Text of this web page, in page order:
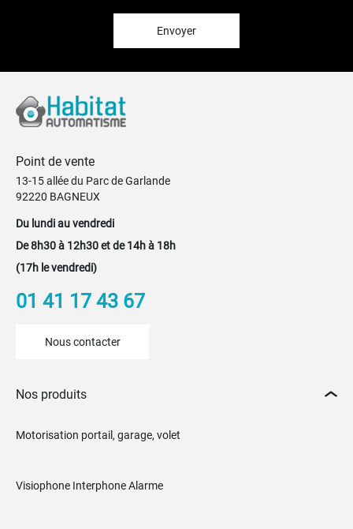
Envoyer
Point de vente
13-15 allée du Parc de Garlande
92220 BAGNEUX
Du lundi au vendredi
De 8h30 à 12h30 et de 14h à 18h
(17h le vendredi)
01 41 17 43 67
Nous contacter
Nos produits
Motorisation portail, garage, volet
Visiophone Interphone Alarme